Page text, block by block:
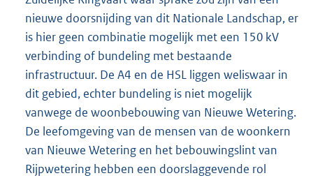
nieuwe doorsnijding van dit Nationale Landschap, er
is hier geen combinatie mogelijk met een 150 kV
verbinding of bundeling met bestaande
infrastructuur. De A4 en de HSL liggen weliswaar in
dit gebied, echter bundeling is niet mogelijk
vanwege de woonbebouwing van Nieuwe Wetering.
De leefomgeving van de mensen van de woonkern
van Nieuwe Wetering en het bebouwingslint van
Rijpwetering hebben een doorslaggevende rol